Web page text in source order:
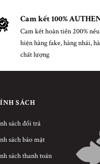
Cam kết 100%
Cam kết hoàn tiền 200%
hiện hàng fake, hàng nhái,
chất lượng
SÁCH
sách đổi trả
sách bảo mật
sách thanh toán